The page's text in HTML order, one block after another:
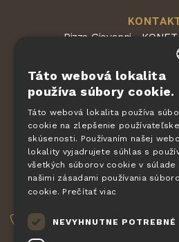
Pizza Giovanni - KONET
Dvorská
563 01
Česká
Chránené službou
Zmluvné podmienky -
+420 775 560 953
DE
Táto webová lokalita
používa súbory cookie.
Táto webová lokalita používa
cookie na zlepšenie
skúsenosti. Používaním našej
lokality vyjadrujete súhlas s
všetkých súborov cookie v súlade
našimi zásadami používania
cookie. Prečítať viac
NEVYHNUTNE POTREBNÉ